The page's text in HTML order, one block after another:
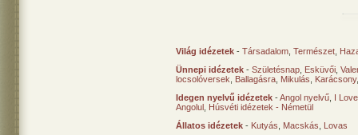
Világ idézetek - Társadalom Természet
Ünnepi idézetek - Születésnap Esküvői
locsolóversek
Ballagásra Mikulás Karácsony
Idegen nyelvű idézetek -Angol nyelvű I
Angolul Húsvéti idézetek - Németül
Állatos idézetek - Kutyás Macskás
Lovas